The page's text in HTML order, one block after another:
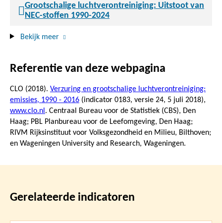
Grootschalige luchtverontreiniging: Uitstoot van
NEC-stoffen 1990-2024
Bekijk meer
Referentie van deze webpagina
CLO (2018). Verzuring en grootschalige luchtverontreiniging:
emissies, 1990 - 2016 (indicator 0183, versie 24, 5 juli 2018),
www.clo.nl. Centraal Bureau voor de Statistiek (CBS), Den
Haag; PBL Planbureau voor de Leefomgeving, Den Haag;
RIVM Rijksinstituut voor Volksgezondheid en Milieu, Bilthoven;
en Wageningen University and Research, Wageningen.
Gerelateerde indicatoren